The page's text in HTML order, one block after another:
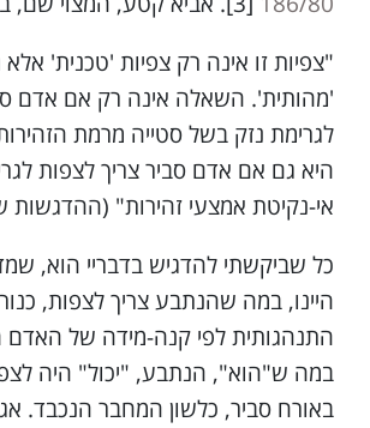
"צפיות זו אינה רק צפיות 'טכנית'
'מהותית'. השאלה אינה רק אם אדם
לגרימת נזק בשל סטייה מרמת
היא גם אם אדם סביר צריך לצפות
אי-נקיטת אמצעי זהירות"
כל שביקשתי להדגיש בדבריי הוא,
היינו, במה שהנתבע צריך לצפות,
התנהגותית לפי קנה-מידה של האדם
במה ש"הוא", הנתבע, "יכול" היה
באורח סביר, כלשון המחבר הנכבד.